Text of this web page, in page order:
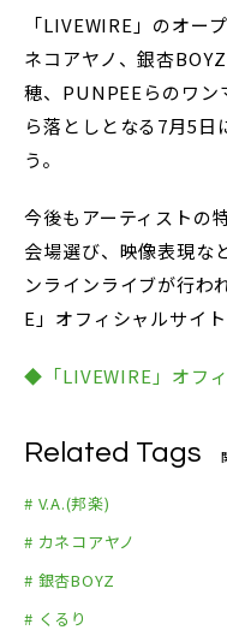
「LIVEWIRE」のオー
ネコアヤノ、銀杏
穂、PUNPEEらのワン
ら落としとなる7月5
う。
今後もアーティストの
会場選び、映像表現な
ンラインライブが行わ
E」オフィシャルサイト
◆「LIVEWIRE」オフ
Related Tags
# V.A.(邦楽)
# カネコアヤノ
# 銀杏BOYZ
# くるり